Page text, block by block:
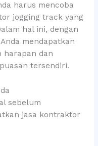
harus mencoba
jogging track yang
hal ini, dengan
mendapatkan
harapan dan
tersendiri.
sebelum
jasa kontraktor